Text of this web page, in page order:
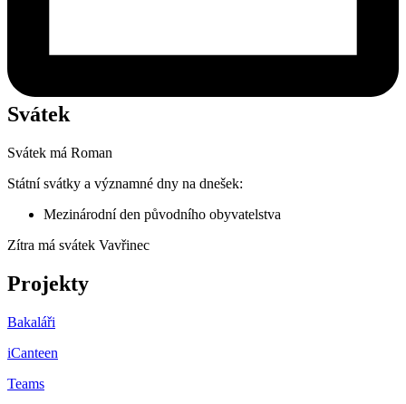
Svátek
Svátek má Roman
Státní svátky a významné dny na dnešek:
Mezinárodní den původního obyvatelstva
Zítra má svátek Vavřinec
Projekty
Bakaláři
iCanteen
Teams